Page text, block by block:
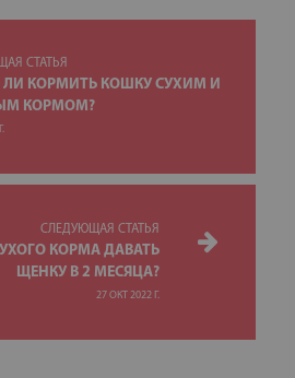
СТАТЬЯ
КОРМИТЬ КОШКУ СУХИМ И
КОРМОМ?
СЛЕДУЮЩАЯ СТАТЬЯ
КОРМА ДАВАТЬ
ЩЕНКУ В 2 МЕСЯЦА?
27 ОКТ 2022 Г.